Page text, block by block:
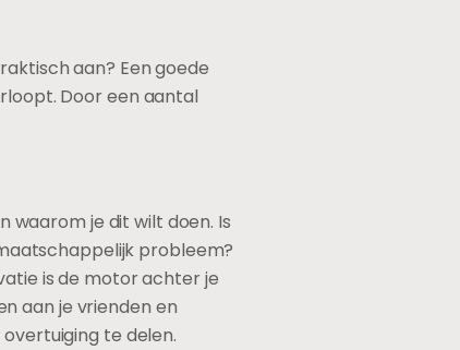
aan? Een goede
Door een aantal
je dit wilt doen. Is
probleem?
is de motor achter je
aan je vrienden en
te delen.